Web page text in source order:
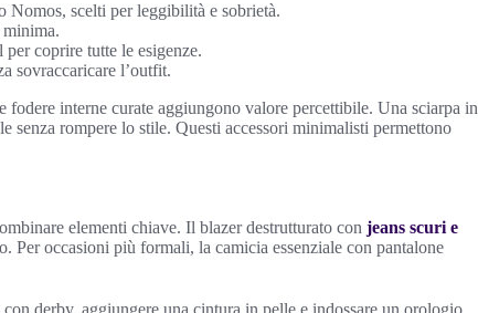
scelti per leggibilità e sobrietà.
coprire tutte le esigenze.
sovraccaricare l’outfit.
interne curate aggiungono valore percettibile. Una sciarpa in
senza rompere lo stile. Questi accessori minimalisti permettono
elementi chiave. Il blazer destrutturato con jeans scuri e
Per occasioni più formali, la camicia essenziale con pantalone
derby, aggiungere una cintura in pelle e indossare un orologio